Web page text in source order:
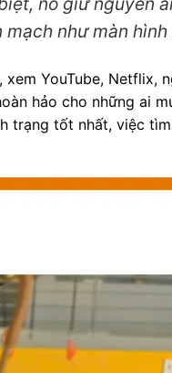
như màn hình
YouTube, Netflix,
hảo cho những ai
trạng tốt nhất, việc